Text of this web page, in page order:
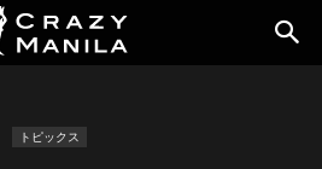
トピックス